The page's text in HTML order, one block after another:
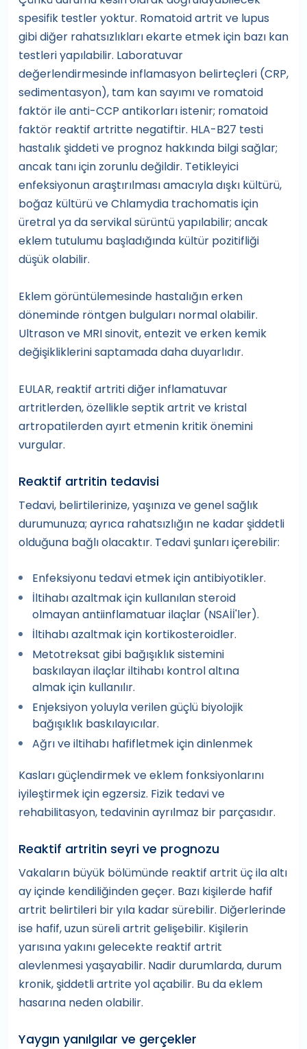
spesifik testler yoktur. Romatoid artrit ve lupus
gibi diğer rahatsızlıkları ekarte etmek için bazı kan
testleri yapılabilir. Laboratuvar
değerlendirmesinde inflamasyon belirteçleri (CRP,
sedimentasyon), tam kan sayımı ve romatoid
faktör ile anti-CCP antikorları istenir; romatoid
faktör reaktif artritte negatiftir. HLA-B27 testi
hastalık şiddeti ve prognoz hakkında bilgi sağlar;
ancak tanı için zorunlu değildir. Tetikleyici
enfeksiyonun araştırılması amacıyla dışkı kültürü,
boğaz kültürü ve Chlamydia trachomatis için
üretral ya da servikal sürüntü yapılabilir; ancak
eklem tutulumu başladığında kültür pozitifliği
düşük olabilir.
Eklem görüntülemesinde hastalığın erken
döneminde röntgen bulguları normal olabilir.
Ultrason ve MRI sinovit, entezit ve erken kemik
değişikliklerini saptamada daha duyarlıdır.
EULAR, reaktif artriti diğer inflamatuvar
artritlerden, özellikle septik artrit ve kristal
artropatilerden ayırt etmenin kritik önemini
vurgular.
Reaktif artritin tedavisi
Tedavi, belirtilerinize, yaşınıza ve genel sağlık
durumunuza; ayrıca rahatsızlığın ne kadar şiddetli
olduğuna bağlı olacaktır. Tedavi şunları içerebilir:
Enfeksiyonu tedavi etmek için antibiyotikler.
İltihabı azaltmak için kullanılan steroid
olmayan antiinflamatuar ilaçlar (NSAİİ'ler).
İltihabı azaltmak için kortikosteroidler.
Metotreksat gibi bağışıklık sistemini
baskılayan ilaçlar iltihabı kontrol altına
almak için kullanılır.
Enjeksiyon yoluyla verilen güçlü biyolojik
bağışıklık baskılayıcılar.
Ağrı ve iltihabı hafifletmek için dinlenmek
Kasları güçlendirmek ve eklem fonksiyonlarını
iyileştirmek için egzersiz. Fizik tedavi ve
rehabilitasyon, tedavinin ayrılmaz bir parçasıdır.
Reaktif artritin seyri ve prognozu
Vakaların büyük bölümünde reaktif artrit üç ila altı
ay içinde kendiliğinden geçer. Bazı kişilerde hafif
artrit belirtileri bir yıla kadar sürebilir. Diğerlerinde
ise hafif, uzun süreli artrit gelişebilir. Kişilerin
yarısına yakını gelecekte reaktif artrit
alevlenmesi yaşayabilir. Nadir durumlarda, durum
kronik, şiddetli artrite yol açabilir. Bu da eklem
hasarına neden olabilir.
Yaygın yanılgılar ve gerçekler